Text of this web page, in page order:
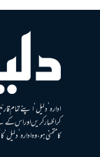
ادارہ ’دلیل‘ اپنے تمام
کر اظہار کریں اور اس کے
کا متمنی ہو، وہ ادارہ